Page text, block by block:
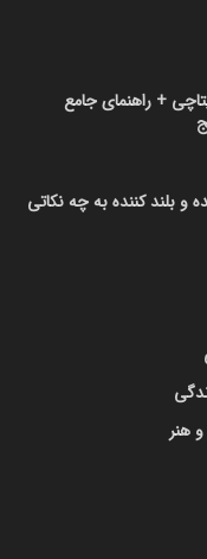
+ راهنمای جامع
بلند کننده به چه نکاتی
هنر